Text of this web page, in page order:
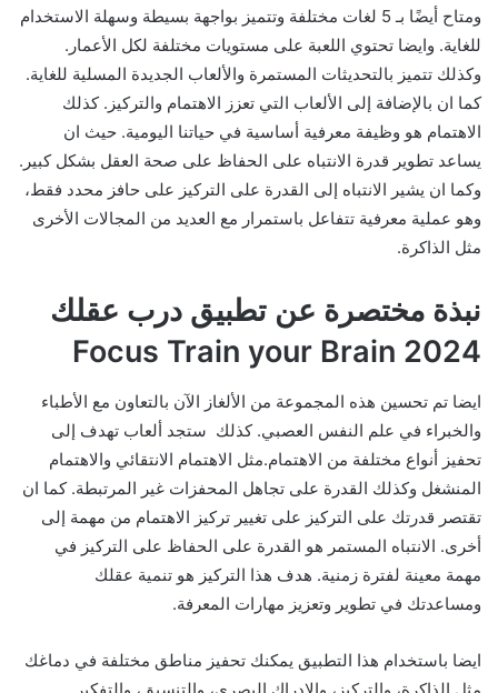
ومتاح أيضًا بـ 5 لغات مختلفة وتتميز بواجهة بسيطة وسهلة الاستخدام
للغاية. وايضا تحتوي اللعبة على مستويات مختلفة لكل الأعمار.
وكذلك تتميز بالتحديثات المستمرة والألعاب الجديدة المسلية للغاية.
كما ان بالإضافة إلى الألعاب التي تعزز الاهتمام والتركيز. كذلك
الاهتمام هو وظيفة معرفية أساسية في حياتنا اليومية. حيث ان
يساعد تطوير قدرة الانتباه على الحفاظ على صحة العقل بشكل كبير.
وكما ان يشير الانتباه إلى القدرة على التركيز على حافز محدد فقط،
وهو عملية معرفية تتفاعل باستمرار مع العديد من المجالات الأخرى
مثل الذاكرة.
نبذة مختصرة عن تطبيق درب عقلك
Focus Train your Brain 2024
ايضا تم تحسين هذه المجموعة من الألغاز الآن بالتعاون مع الأطباء
والخبراء في علم النفس العصبي. كذلك ستجد ألعاب تهدف إلى
تحفيز أنواع مختلفة من الاهتمام.مثل الاهتمام الانتقائي والاهتمام
المنشغل وكذلك القدرة على تجاهل المحفزات غير المرتبطة. كما ان
تقتصر قدرتك على التركيز على تغيير تركيز الاهتمام من مهمة إلى
أخرى. الانتباه المستمر هو القدرة على الحفاظ على التركيز في
مهمة معينة لفترة زمنية. هدف هذا التركيز هو تنمية عقلك
ومساعدتك في تطوير وتعزيز مهارات المعرفة.
ايضا باستخدام هذا التطبيق يمكنك تحفيز مناطق مختلفة في دماغك
مثل الذاكرة، والتركيز، والإدراك البصري، والتنسيق، والتفكير